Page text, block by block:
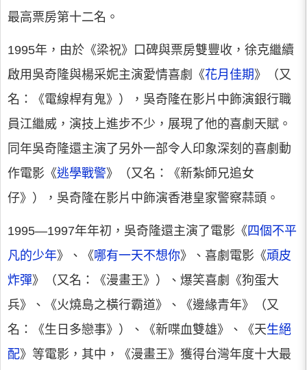
最高票房第十二名。
1995年，由於《梁祝》口碑與票房雙豐收，徐克繼續
啟用吳奇隆與楊采妮主演愛情喜劇《花月佳期》（又
名：《電線桿有鬼》），吳奇隆在影片中飾演銀行職
員江繼威，演技上進步不少，展現了他的喜劇天賦。
同年吳奇隆還主演了另外一部令人印象深刻的喜劇動
作電影《逃學戰警》（又名：《新紮師兄追女
仔》），吳奇隆在影片中飾演香港皇家警察蒜頭。
1995—1997年年初，吳奇隆還主演了電影《 四個不平
凡的少年》、《哪有一天不想你》、喜劇電影《頑皮
炸彈》（又名：《漫畫王》）、爆笑喜劇《狗蛋大
兵》、《火燒島之橫行霸道》、《邊緣青年》（又
名：《生日多戀事》）、《新喋血雙雄》、《天生絕
配》等電影，其中，《漫畫王》獲得台灣年度十大最